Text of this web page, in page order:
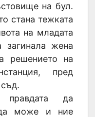
на бул.
стана тежката
на младата
загинала жена
решението на
пред
да
да може и ние